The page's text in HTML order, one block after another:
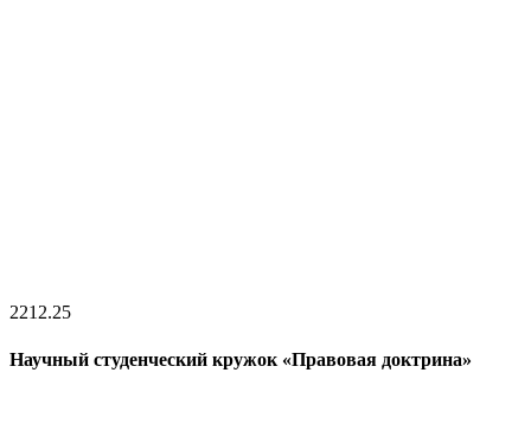
2212.25
Научный студенческий кружок «Правовая доктрина»